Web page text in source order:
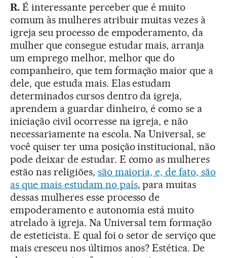
R.É interessante perceber que é muito
comum às mulheres atribuir muitas vezes à
igreja seu processo de empoderamento, da
mulher que consegue estudar mais, arranja
um emprego melhor, melhor que do
companheiro, que tem formação maior que a
dele, que estuda mais. Elas estudam
determinados cursos dentro da igreja,
aprendem a guardar dinheiro, é como se a
iniciação civil ocorresse na igreja, e não
necessariamente na escola. Na Universal, se
você quiser ter uma posição institucional, não
pode deixar de estudar. E como as mulheres
estão nas religiões, são maioria, e, de fato, são
as que mais estudam no país, para muitas
dessas mulheres esse processo de
empoderamento e autonomia está muito
atrelado à igreja. Na Universal tem formação
de esteticista. E qual foi o setor de serviço que
mais cresceu nos últimos anos? Estética. De